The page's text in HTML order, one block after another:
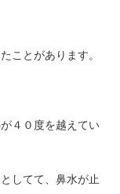
ことがあります。
４０度を越えてい
してて、鼻水が止